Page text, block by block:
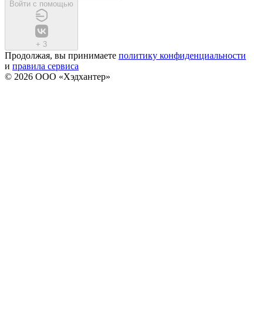
Войти с помощью
+ 3
Продолжая, вы принимаете политику конфиденциальности
и правила сервиса
© 2026 ООО «Хэдхантер»